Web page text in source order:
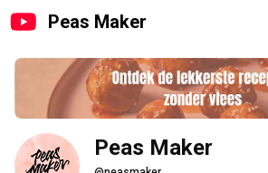
Peas Maker
Peas Maker